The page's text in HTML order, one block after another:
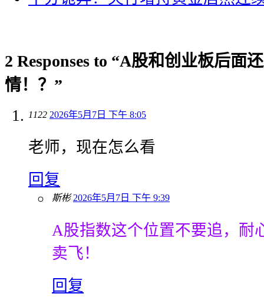
2 Responses to “A股和创业板后面
情！？”
1122 2026年5月7日 下午 8:05
老师，现在怎么看
回复
斯彬 2026年5月7日 下午 9:39
A股指数这个位置不要追，耐
卖飞！
回复